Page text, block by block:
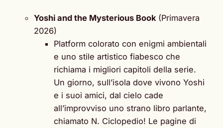
Yoshi and the Mysterious Book (Primavera
2026)
Platform colorato con enigmi ambientali
e uno stile artistico fiabesco che
richiama i migliori capitoli della serie.
Un giorno, sull’isola dove vivono Yoshi
e i suoi amici, dal cielo cade
all’improvviso uno strano libro parlante,
chiamato N. Ciclopedio! Le pagine di